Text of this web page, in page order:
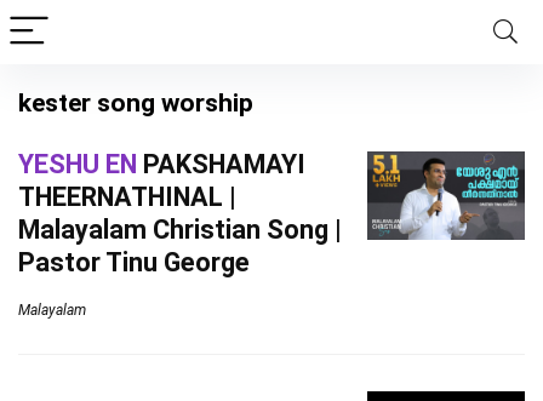
kester song worship
YESHU EN PAKSHAMAYI
THEERNATHINAL |
Malayalam Christian Song |
Pastor Tinu George
Malayalam